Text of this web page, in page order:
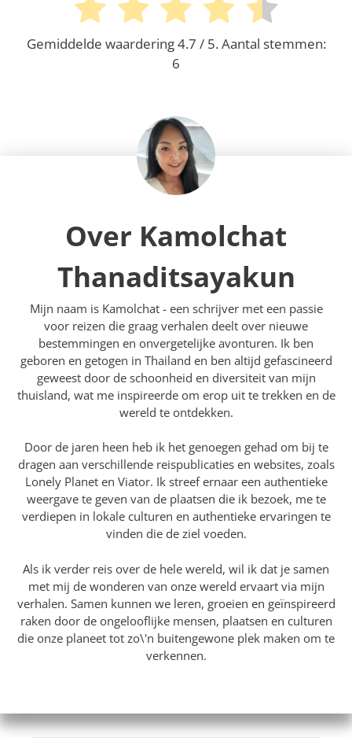
Gemiddelde waardering4.7 / 5. Aantal stemmen:
6
Over Kamolchat
Thanaditsayakun
Mijn naam is Kamolchat - een schrijver met een passie
voor reizen die graag verhalen deelt over nieuwe
bestemmingen en onvergetelijke avonturen. Ik ben
geboren en getogen in Thailand en ben altijd gefascineerd
geweest door de schoonheid en diversiteit van mijn
thuisland, wat me inspireerde om erop uit te trekken en de
wereld te ontdekken.
Door de jaren heen heb ik het genoegen gehad om bij te
dragen aan verschillende reispublicaties en websites, zoals
Lonely Planet en Viator. Ik streef ernaar een authentieke
weergave te geven van de plaatsen die ik bezoek, me te
verdiepen in lokale culturen en authentieke ervaringen te
vinden die de ziel voeden.
Als ik verder reis over de hele wereld, wil ik dat je samen
met mij de wonderen van onze wereld ervaart via mijn
verhalen. Samen kunnen we leren, groeien en geïnspireerd
raken door de ongelooflijke mensen, plaatsen en culturen
die onze planeet tot zo\'n buitengewone plek maken om te
verkennen.